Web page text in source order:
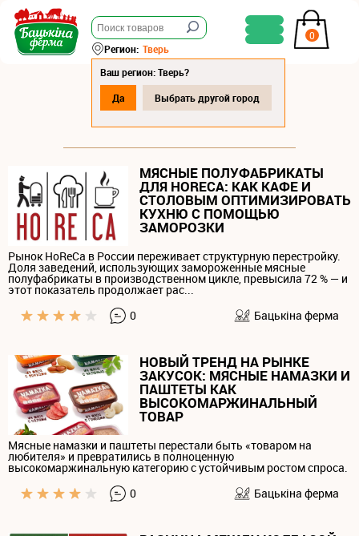
0
Регион: Тверь
Ваш регион: Тверь?
Да
Выбрать другой город
СТАТЬИ
МЯСНЫЕ ПОЛУФАБРИКАТЫ
ДЛЯ HORECA: КАК КАФЕ И
СТОЛОВЫМ ОПТИМИЗИРОВАТЬ
КУХНЮ С ПОМОЩЬЮ
ЗАМОРОЗКИ
Рынок HoReCa в России переживает структурную перестройку.
Доля заведений, использующих замороженные мясные
полуфабрикаты в производственном цикле, превысила 72 % — и
этот показатель продолжает рас...
Бацькiна ферма
0
НОВЫЙ ТРЕНД НА РЫНКЕ
ЗАКУСОК: МЯСНЫЕ НАМАЗКИ И
ПАШТЕТЫ КАК
ВЫСОКОМАРЖИНАЛЬНЫЙ
ТОВАР
Мясные намазки и паштеты перестали быть «товаром на
любителя» и превратились в полноценную
высокомаржинальную категорию с устойчивым ростом спроса.
Бацькiна ферма
0